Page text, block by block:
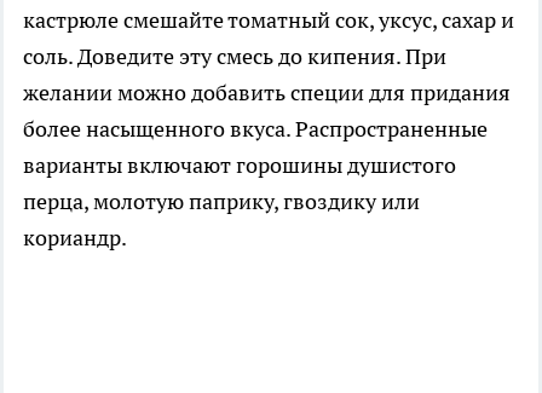
кастрюле смешайте томатный сок, уксус, сахар и
соль. Доведите эту смесь до кипения. При
желании можно добавить специи для придания
более насыщенного вкуса. Распространенные
варианты включают горошины душистого
перца, молотую паприку, гвоздику или
кориандр.